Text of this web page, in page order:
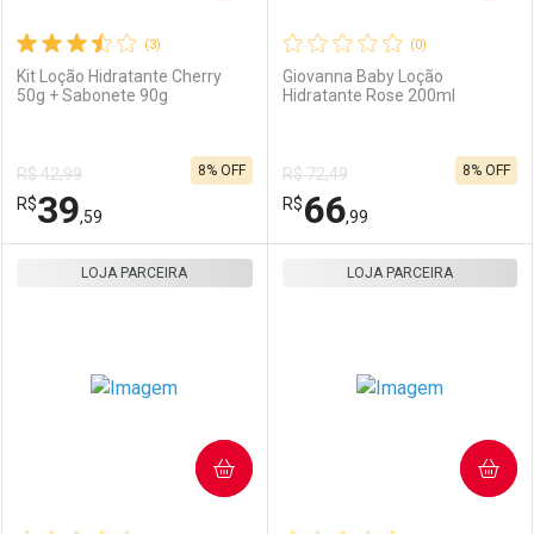
(3)
Kit Loção Hidratante Cherry
50g + Sabonete 90g
R$ 42,99
R$39,59
8% OFF
(0)
Giovanna Baby Loção
Hidratante Rose 200ml
R$ 72,49
R$66,99
8% OFF
LOJA PARCEIRA
COMPRAR
LOJA PARCEIRA
COMPRAR